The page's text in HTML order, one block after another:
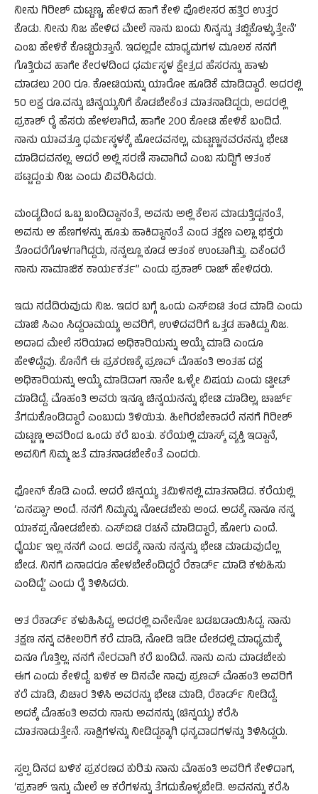
ನೀನು ಗಿರೀಶ್​ ಮಟ್ಟಣ್ಣ, ಹೇಳಿದ ಹಾಗೆ ಕೇಳಿ ಪೊಲೀಸರ ಹತ್ತಿರ ಉತ್ತರ
ಕೊಡು. ನೀನು ನಿಜ ಹೇಳಿದ ಮೇಲೆ ನಾನು ಬಂದು ನಿನ್ನನ್ನು ತಬ್ಬಿಕೊಳ್ಳುತ್ತೇನೆ’
ಎಂಬ ಹೇಳಿಕೆ ಕೊಟ್ಟಿರುತ್ತಾನೆ. ಇದಲ್ಲದೇ ಮಾಧ್ಯಮಗಳ ಮೂಲಕ ನನಗೆ
ಗೊತ್ತಿರುವ ಹಾಗೇ ಕೇರಳದಿಂದ ಧರ್ಮಸ್ಥಳ ಕ್ಷೇತ್ರದ ಹೆಸರನ್ನು ಹಾಳು
ಮಾಡಲು 200 ರೂ. ಕೋಟಿಯನ್ನು ಯಾರೋ ಹೂಡಿಕೆ ಮಾಡಿದ್ದಾರೆ. ಅದರಲ್ಲಿ
50 ಲಕ್ಷ ರೂ.ವನ್ನು ಚಿನ್ನಯ್ಯನಿಗೆ ಕೊಡಬೇಕೆಂತ ಮಾತನಾಡಿದ್ದರು, ಅದರಲ್ಲಿ
ಪ್ರಕಾಶ್​ ರೈ ಹೆಸರು ಹೇಳಲಾಗಿದೆ, ಹಾಗೇ 200 ಕೋಟಿ ಹೇಳಿಕೆ ಬಂದಿದೆ.
ನಾನು ಯಾವತ್ತೂ ಧರ್ಮಸ್ಥಳಕ್ಕೆ ಹೋದವನಲ್ಲ, ಮಟ್ಟಣ್ಣನವರನನ್ನು ಭೇಟಿ
ಮಾಡಿದವನಲ್ಲ. ಆದರೆ ಅಲ್ಲಿ ಸರಣಿ ಸಾವಾಗಿದೆ ಎಂಬ ಸುದ್ದಿಗೆ ಆತಂಕ
ಪಟ್ಟದ್ದಂತು ನಿಜ ಎಂದು ವಿವರಿಸಿದರು.
ಮಂಡ್ಯದಿಂದ ಒಬ್ಬ ಬಂದಿದ್ದಾನಂತೆ, ಅವನು ಅಲ್ಲಿ ಕೆಲಸ ಮಾಡುತ್ತಿದ್ದನಂತೆ,
ಅವನು ಆ ಹೆಣಗಳನ್ನು ಹೂತು ಹಾಕಿದ್ದಾನಂತೆ ಎಂದ ತಕ್ಷಣ ಎಲ್ಲಾ ಭಕ್ತರು
ತೊಂದರೆಗೊಳಗಾಗಿದ್ದರು, ನನ್ನಲ್ಲೂ‌ ಕೂಡ ಆತಂಕ ಉಂಟಾಗಿತ್ತು. ಏಕೆಂದರೆ
ನಾನು ಸಾಮಾಜಿಕ ಕಾರ್ಯಕರ್ತ” ಎಂದು ಪ್ರಕಾಶ್​ ರಾಜ್​ ಹೇಳಿದರು.
ಇದು ನಡೆದಿರುವುದು ನಿಜ. ಇದರ ಬಗ್ಗೆ ಒಂದು ಎಸ್​​ಐಟಿ ತಂಡ ಮಾಡಿ ಎಂದು
ಮಾಜಿ ಸಿಎಂ ಸಿದ್ದರಾಮಯ್ಯ ಅವರಿಗೆ, ಉಳಿದವರಿಗೆ ಒತ್ತಡ ಹಾಕಿದ್ದು ನಿಜ.
ಅದಾದ ಮೇಲೆ ಸರಿಯಾದ ಅಧಿಕಾರಿಯನ್ನು ಆಯ್ಕೆ ಮಾಡಿ ಎಂದೂ
ಹೇಳಿದ್ದೆವು. ಕೊನೆಗೆ ಈ ಪ್ರಕರಣಕ್ಕೆ ಪ್ರಣವ್ ಮೊಹಂತಿ ಅಂತಹ ದಕ್ಷ
ಅಧಿಕಾರಿಯನ್ನು ಆಯ್ಕೆ ಮಾಡಿದಾಗ ನಾನೇ ಒಳ್ಳೇ ವಿಷಯ ಎಂದು ಟ್ವೀಟ್​
ಮಾಡಿದ್ದೆ. ಮೊಹಂತಿ ಅವರು ಇನ್ನೂ ಚಿನ್ನಯನನ್ನು ಭೇಟಿ ಮಾಡಿಲ್ಲ, ಚಾರ್ಜ್​
ತೆಗದುಕೊಂಡಿದ್ದಾರೆ ಎಂಬುದು ತಿಳಿಯಿತು. ಹೀಗಿರಬೇಕಾದರೆ ನನಗೆ ಗಿರೀಶ್​
ಮಟ್ಟಣ್ಣ ಅವರಿಂದ ಒಂದು ಕರೆ ಬಂತು. ಕರೆಯಲ್ಲಿ ಮಾಸ್ಕ್​ ವ್ಯಕ್ತಿ ಇದ್ದಾನೆ,
ಅವನಿಗೆ ನಿಮ್ಮ ಜತೆ ಮಾತನಾಡಬೇಕೆಂತೆ ಎಂದರು.
ಫೋನ್​ ಕೊಡಿ ಎಂದೆ. ಆದರೆ ಚಿನ್ನಯ್ಯ ತಮಿಳಿನಲ್ಲಿ ಮಾತನಾಡಿದ. ಕರೆಯಲ್ಲಿ
‘ಏನಪ್ಪಾ? ಅಂದೆ. ನನಗೆ ನಿಮ್ಮನ್ನು ನೋಡಬೇಕು ಅಂದ. ಅದಕ್ಕೆ ನಾನೂ ನನ್ನ
ಯಾಕಪ್ಪ ನೋಡಬೇಕು. ಎಸ್​ಐಟಿ ರಚನೆ ಮಾಡಿದ್ದಾರೆ, ಹೋಗು ಎಂದೆ.
ಧೈರ್ಯ ಇಲ್ಲ ನನಗೆ ಎಂದ. ಅದಕ್ಕೆ ನಾನು ನನ್ನನ್ನು ಭೇಟಿ ಮಾಡುವುದೆಲ್ಲ
ಬೇಡ. ನಿನಗೆ ಏನಾದರೂ ಹೇಳಬೇಕೆಂದಿದ್ದರೆ ರೆಕಾರ್ಡ್​ ಮಾಡಿ ಕಳುಹಿಸು
ಎಂದಿದ್ದೆ’ ಎಂದು ರೈ ತಿಳಿಸಿದರು.
ಆತ ರೆಕಾರ್ಡ್​ ಕಳುಹಿಸಿದ್ದ, ಅದರಲ್ಲಿ ಏನೇನೋ ಬಡಬಡಾಯಿಸಿದ್ದ. ನಾನು
ತಕ್ಷಣ ನನ್ನ ವಕೀಲರಿಗೆ ಕರೆ ಮಾಡಿ, ನೋಡಿ ಇಡೀ ದೇಶದಲ್ಲಿ ಮಾಧ್ಯಮಕ್ಕೆ
ಏನೂ ಗೊತ್ತಿಲ್ಲ. ನನಗೆ ನೇರವಾಗಿ ಕರೆ ಬಂದಿದೆ. ನಾನು ಏನು ಮಾಡಬೇಕು
ಈಗ ಎಂದು ಕೇಳಿದ್ದೆ. ಬಳಿಕ ಆ ದಿನವೇ ನಾವು ಪ್ರಣವ್ ಮೊಹಂತಿ ಅವರಿಗೆ
ಕರೆ ಮಾಡಿ, ವಿಚಾರ ತಿಳಿಸಿ ಅವರನ್ನು ಭೇಟಿ ಮಾಡಿ, ರೆಕಾರ್ಡ್​ ನೀಡಿದ್ದೆ.
ಅದಕ್ಕೆ ಮೊಹಂತಿ ಅವರು ನಾನು ಅವನನ್ನು (ಚಿನ್ನಯ್ಯ) ಕರೆಸಿ
ಮಾತನಾಡುತ್ತೇನೆ. ಸಾಕ್ಷಿಗಳನ್ನು ನೀಡಿದ್ದಕ್ಕಾಗಿ ಧನ್ಯವಾದಗಳನ್ನು ತಿಳಿಸಿದ್ದರು.
ಸ್ವಲ್ಪ ದಿನದ ಬಳಿಕ ಪ್ರಕರಣದ ಕುರಿತು ನಾನು ಮೊಹಂತಿ ಅವರಿಗೆ ಕೇಳಿದಾಗ,
‘ಪ್ರಕಾಶ್​ ಇನ್ನು ಮೇಲೆ ಆ ಕರೆಗಳನ್ನು ತೆಗದುಕೊಳ್ಳಬೇಡಿ. ಅವನನ್ನು ಕರೆಸಿ